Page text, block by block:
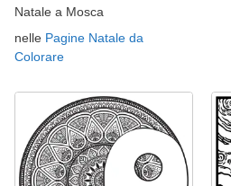
Natale a Mosca
nelle Pagine Natale da
Colorare